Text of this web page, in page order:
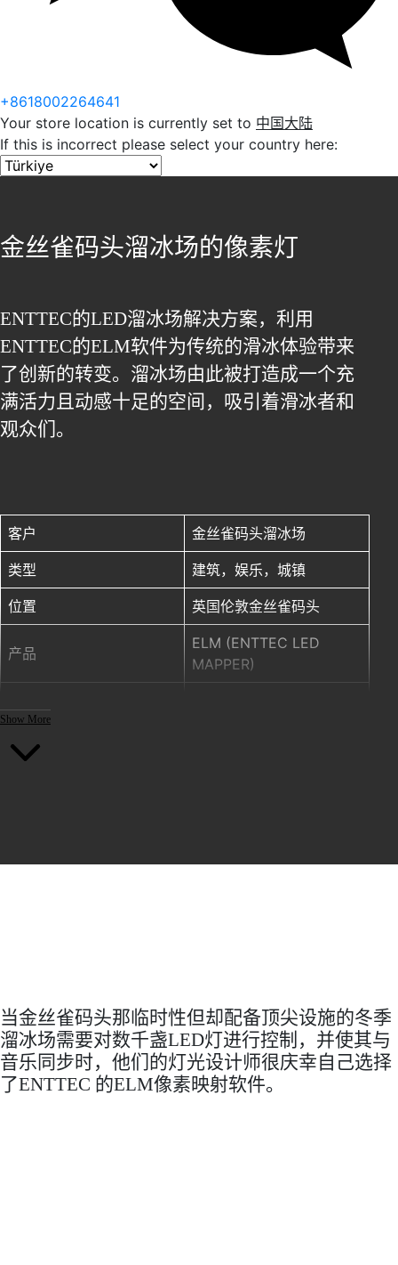
+8618002264641
Your store location is currently set to 中国大陆
If this is incorrect please select your country here:
金丝雀码头溜冰场的像素灯
ENTTEC的LED溜冰场解决方案，利用
ENTTEC的ELM软件为传统的滑冰体验带来
了创新的转变。溜冰场由此被打造成一个充
满活力且动感十足的空间，吸引着滑冰者和
观众们。
客户 金丝雀码头溜冰场
类型 建筑，娱乐，城镇
位置 英国伦敦金丝雀码头
产品
ELM (ENTTEC LED
MAPPER)
Show More
当金丝雀码头那临时性但却配备顶尖设施的冬季
溜冰场需要对数千盏LED灯进行控制，并使其与
音乐同步时，他们的灯光设计师很庆幸自己选择
了ENTTEC 的ELM像素映射软件。